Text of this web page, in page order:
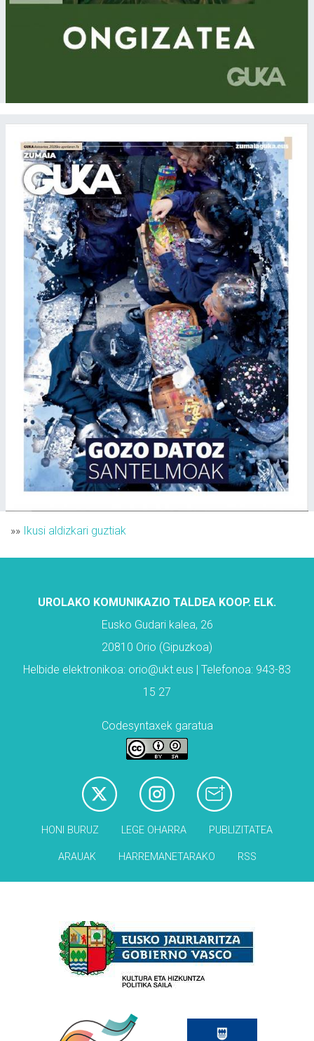
»» Ikusi aldizkari guztiak
UROLAKO KOMUNIKAZIO TALDEA KOOP. ELK.
Eusko Gudari kalea, 26
20810 Orio (Gipuzkoa)
Helbide elektronikoa: orio@ukt.eus | Telefonoa: 943-83
15 27
Codesyntaxek garatua
HONI BURUZ LEGE OHARRA PUBLIZITATEA
ARAUAK HARREMANETARAKO RSS